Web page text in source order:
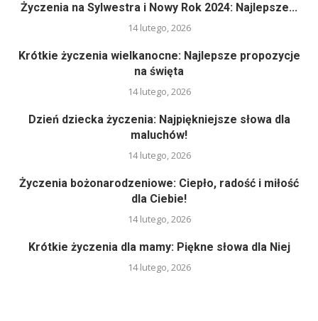
Życzenia na Sylwestra i Nowy Rok 2024: Najlepsze...
14 lutego, 2026
Krótkie życzenia wielkanocne: Najlepsze propozycje
na święta
14 lutego, 2026
Dzień dziecka życzenia: Najpiękniejsze słowa dla
maluchów!
14 lutego, 2026
Życzenia bożonarodzeniowe: Ciepło, radość i miłość
dla Ciebie!
14 lutego, 2026
Krótkie życzenia dla mamy: Piękne słowa dla Niej
14 lutego, 2026